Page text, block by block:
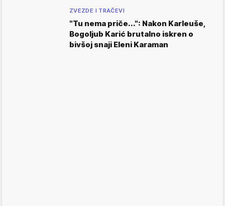
ZVEZDE I TRAČEVI
"Tu nema priče...": Nakon Karleuše,
Bogoljub Karić brutalno iskren o
bivšoj snaji Eleni Karaman